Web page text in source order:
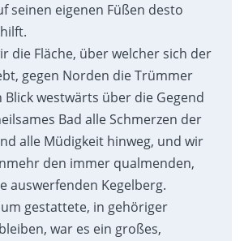
seinen eigenen Füßen desto
die Fläche, über welcher sich der
gegen Norden die Trümmer
Blick westwärts über die Gegend
Bad alle Schmerzen der
alle Müdigkeit hinweg, und wir
den immer qualmenden,
auswerfenden Kegelberg.
gestattete, in gehöriger
war es ein großes,